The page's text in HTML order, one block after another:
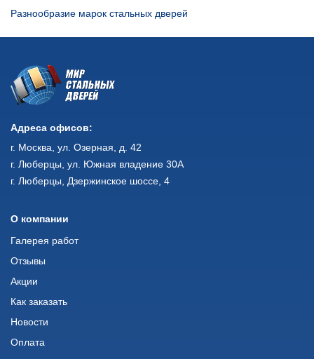
Разнообразие марок стальных дверей
Адреса офисов:
г. Москва, ул. Озерная, д. 42
г. Люберцы, ул. Южная владение 30А
г. Люберцы, Дзержинское шоссе, 4
О компании
Галерея работ
Отзывы
Акции
Как заказать
Новости
Оплата